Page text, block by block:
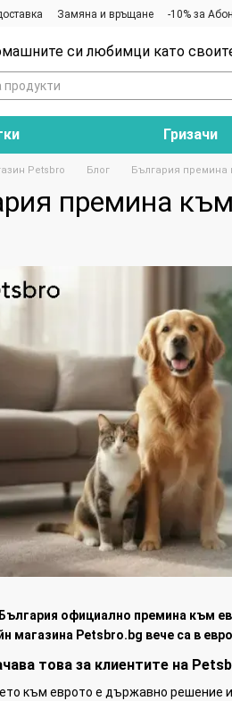
Замяна и връщане -10% за
си любимци като
Гризачи
Petsbro Блог България премина
премина
България официално премина към
магазина Petsbro.bg вече са в евро
това за клиентите на
към еврото е държавно решение